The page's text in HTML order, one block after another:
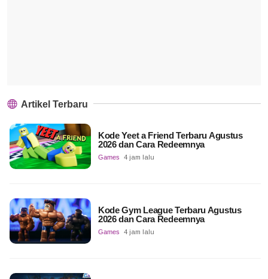
Artikel Terbaru
Kode Yeet a Friend Terbaru Agustus
2026 dan Cara Redeemnya
Games 4 jam lalu
Kode Gym League Terbaru Agustus
2026 dan Cara Redeemnya
Games 4 jam lalu